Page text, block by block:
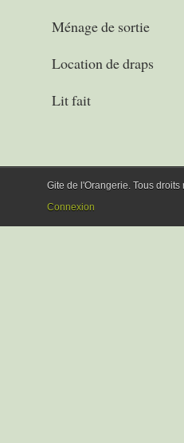
Ménage de sortie
Location de draps
Lit fait
Gite de l'Orangerie. Tous droits
Connexion